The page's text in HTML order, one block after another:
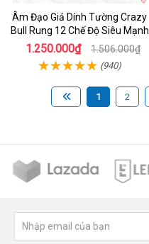
Âm Đạo Giả Dính Tường Crazy
Bull Rung 12 Chế Độ Siêu Mạnh
1.250.000₫ 1.506.000₫
(940)
1 2